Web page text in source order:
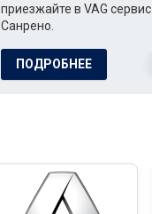
приезжайте в VAG сервис
Санрено.
ПОДРОБНЕЕ